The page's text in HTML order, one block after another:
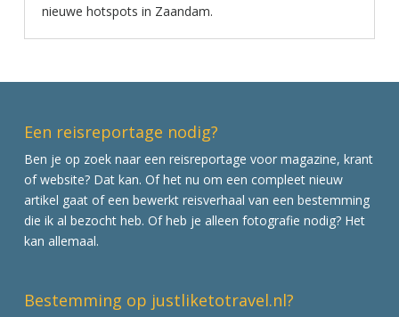
nieuwe hotspots in Zaandam.
Een reisreportage nodig?
Ben je op zoek naar een reisreportage voor magazine, krant
of website? Dat kan. Of het nu om een compleet nieuw
artikel gaat of een bewerkt reisverhaal van een bestemming
die ik al bezocht heb. Of heb je alleen fotografie nodig? Het
kan allemaal.
Bestemming op justliketotravel.nl?